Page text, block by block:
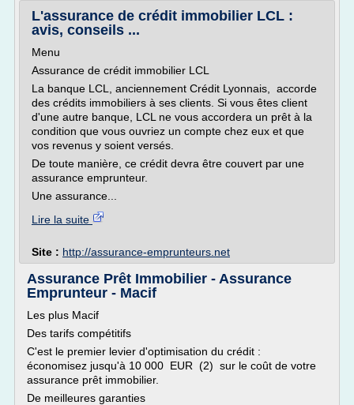
L'assurance de crédit immobilier LCL :
avis, conseils ...
Menu
Assurance de crédit immobilier LCL
La banque LCL, anciennement Crédit Lyonnais, accorde
des crédits immobiliers à ses clients. Si vous êtes client
d'une autre banque, LCL ne vous accordera un prêt à la
condition que vous ouvriez un compte chez eux et que
vos revenus y soient versés.
De toute manière, ce crédit devra être couvert par une
assurance emprunteur.
Une assurance...
Lire la suite
Site : http://assurance-emprunteurs.net
Assurance Prêt Immobilier - Assurance
Emprunteur - Macif
Les plus Macif
Des tarifs compétitifs
C'est le premier levier d'optimisation du crédit :
économisez jusqu'à 10 000 EUR (2) sur le coût de votre
assurance prêt immobilier.
De meilleures garanties